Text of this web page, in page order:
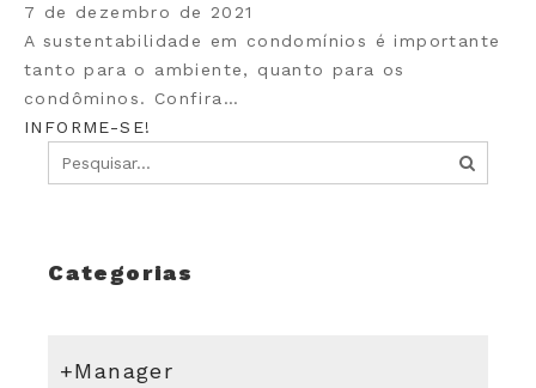
7 de dezembro de 2021
A sustentabilidade em condomínios é importante
tanto para o ambiente, quanto para os
condôminos. Confira…
INFORME-SE!
Categorias
+Manager